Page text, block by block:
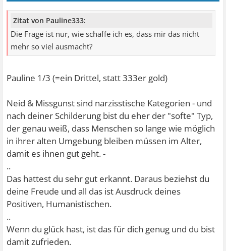
Zitat von Pauline333:
Die Frage ist nur, wie schaffe ich es, dass mir das nicht
mehr so viel ausmacht?
Pauline 1/3 (=ein Drittel, statt 333er gold)
Neid & Missgunst sind narzisstische Kategorien - und
nach deiner Schilderung bist du eher der "softe" Typ,
der genau weiß, dass Menschen so lange wie möglich
in ihrer alten Umgebung bleiben müssen im Alter,
damit es ihnen gut geht. -
..
Das hattest du sehr gut erkannt. Daraus beziehst du
deine Freude und all das ist Ausdruck deines
Positiven, Humanistischen.
..
Wenn du glück hast, ist das für dich genug und du bist
damit zufrieden.